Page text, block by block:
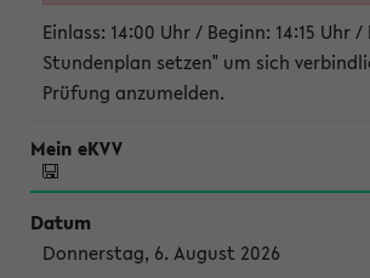
Einlass: 14:00 Uhr / Beginn: 14:15 Uhr
Stundenplan setzen" um sich
Prüfung anzumelden.
Donnerstag, 6. August 2026